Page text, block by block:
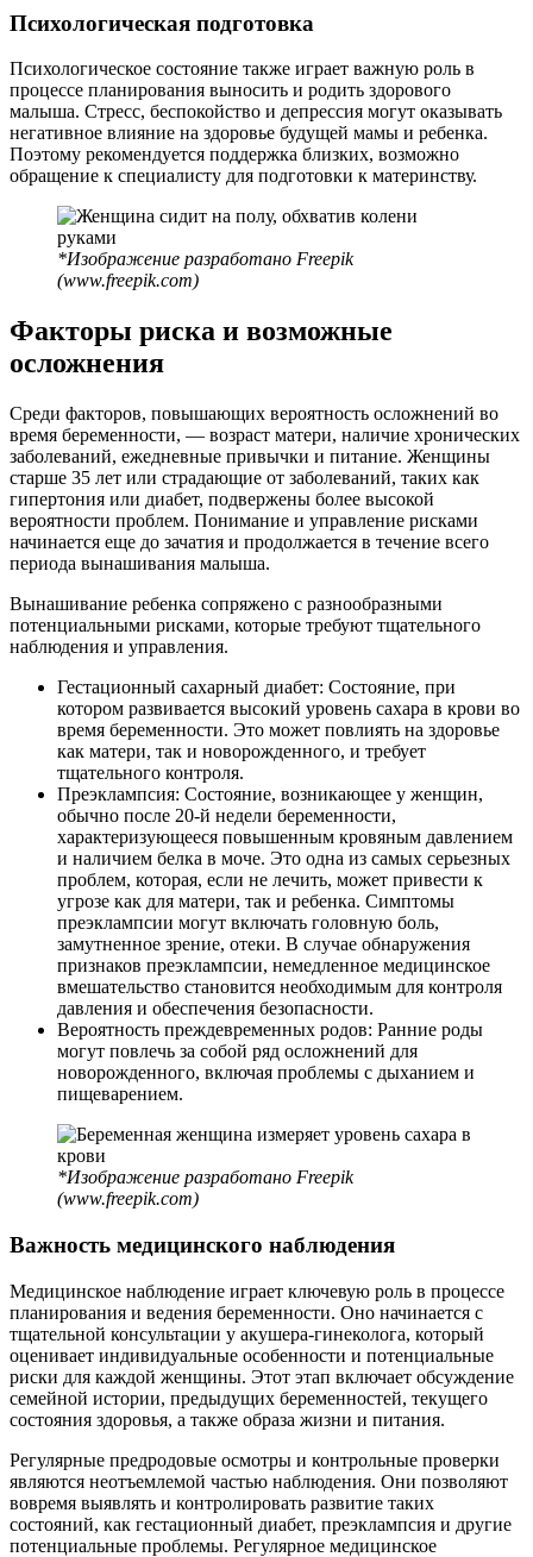
Психологическая подготовка
Психологическое состояние также играет важную роль в
процессе планирования выносить и родить здорового
малыша. Стресс, беспокойство и депрессия могут оказывать
негативное влияние на здоровье будущей мамы и ребенка.
Поэтому рекомендуется поддержка близких, возможно
обращение к специалисту для подготовки к материнству.
*Изображение разработано Freepik
(www.freepik.com)
Факторы риска и возможные
осложнения
Среди факторов, повышающих вероятность осложнений во
время беременности, — возраст матери, наличие хронических
заболеваний, ежедневные привычки и питание. Женщины
старше 35 лет или страдающие от заболеваний, таких как
гипертония или диабет, подвержены более высокой
вероятности проблем. Понимание и управление рисками
начинается еще до зачатия и продолжается в течение всего
периода вынашивания малыша.
Вынашивание ребенка сопряжено с разнообразными
потенциальными рисками, которые требуют тщательного
наблюдения и управления.
Гестационный сахарный диабет: Состояние, при
котором развивается высокий уровень сахара в крови во
время беременности. Это может повлиять на здоровье
как матери, так и новорожденного, и требует
тщательного контроля.
Преэклампсия: Состояние, возникающее у женщин,
обычно после 20-й недели беременности,
характеризующееся повышенным кровяным давлением
и наличием белка в моче. Это одна из самых серьезных
проблем, которая, если не лечить, может привести к
угрозе как для матери, так и ребенка. Симптомы
преэклампсии могут включать головную боль,
замутненное зрение, отеки. В случае обнаружения
признаков преэклампсии, немедленное медицинское
вмешательство становится необходимым для контроля
давления и обеспечения безопасности.
Вероятность преждевременных родов: Ранние роды
могут повлечь за собой ряд осложнений для
новорожденного, включая проблемы с дыханием и
пищеварением.
*Изображение разработано Freepik
(www.freepik.com)
Важность медицинского наблюдения
Медицинское наблюдение играет ключевую роль в процессе
планирования и ведения беременности. Оно начинается с
тщательной консультации у акушера-гинеколога, который
оценивает индивидуальные особенности и потенциальные
риски для каждой женщины. Этот этап включает обсуждение
семейной истории, предыдущих беременностей, текущего
состояния здоровья, а также образа жизни и питания.
Регулярные предродовые осмотры и контрольные проверки
являются неотъемлемой частью наблюдения. Они позволяют
вовремя выявлять и контролировать развитие таких
состояний, как гестационный диабет, преэклампсия и другие
потенциальные проблемы. Регулярное медицинское